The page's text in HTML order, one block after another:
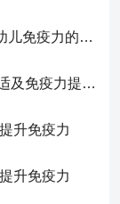
宝宝总生病就是免疫力低下？关于婴幼儿免疫力的真相，家长必须了解！
宝宝喂养难题：奶粉喂养与胃肠道不适及免疫力提升的奥秘
升免疫力
升免疫力